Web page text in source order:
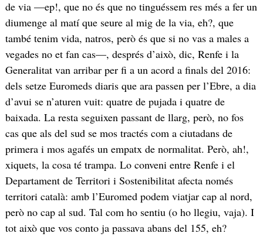
de via —ep!, que no és que no tinguéssem res més a fer un
diumenge al matí que seure al mig de la via, eh?, que
també tenim vida, natros, però és que si no vas a males a
vegades no et fan cas—, després d’això, dic, Renfe i la
Generalitat van arribar per fi a un acord a finals del 2016:
dels setze Euromeds diaris que ara passen per l’Ebre, a dia
d’avui se n’aturen vuit: quatre de pujada i quatre de
baixada. La resta seguixen passant de llarg, però, no fos
cas que als del sud se mos tractés com a ciutadans de
primera i mos agafés un empatx de normalitat. Però, ah!,
xiquets, la cosa té trampa. Lo conveni entre Renfe i el
Departament de Territori i Sostenibilitat afecta només
territori català: amb l’Euromed podem viatjar cap al nord,
però no cap al sud. Tal com ho sentiu (o ho llegiu, vaja). I
tot això que vos conto ja passava abans del 155, eh?